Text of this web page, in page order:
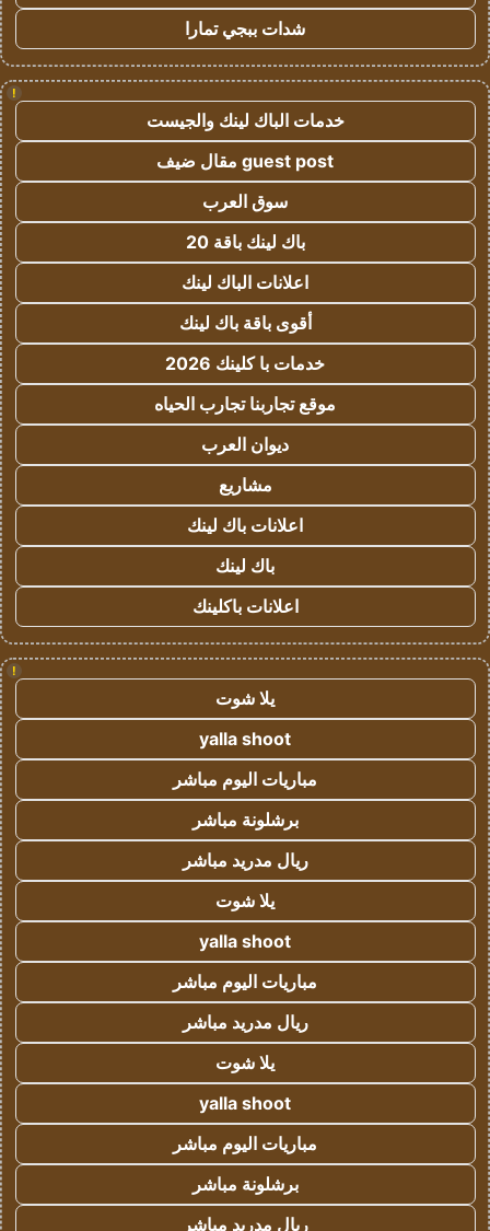
شدات ببجي تمارا
!
خدمات الباك لينك والجيست
guest post مقال ضيف
سوق العرب
باك لينك باقة 20
اعلانات الباك لينك
أقوى باقة باك لينك
خدمات با كلينك 2026
موقع تجاربنا تجارب الحياه
ديوان العرب
مشاريع
اعلانات باك لينك
باك لينك
اعلانات باكلينك
!
يلا شوت
yalla shoot
مباريات اليوم مباشر
برشلونة مباشر
ريال مدريد مباشر
يلا شوت
yalla shoot
مباريات اليوم مباشر
ريال مدريد مباشر
يلا شوت
yalla shoot
مباريات اليوم مباشر
برشلونة مباشر
ريال مدريد مباشر